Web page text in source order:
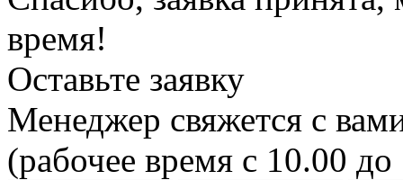
время!
Оставьте заявку
Менеджер свяжется с
(рабочее время с 10.00